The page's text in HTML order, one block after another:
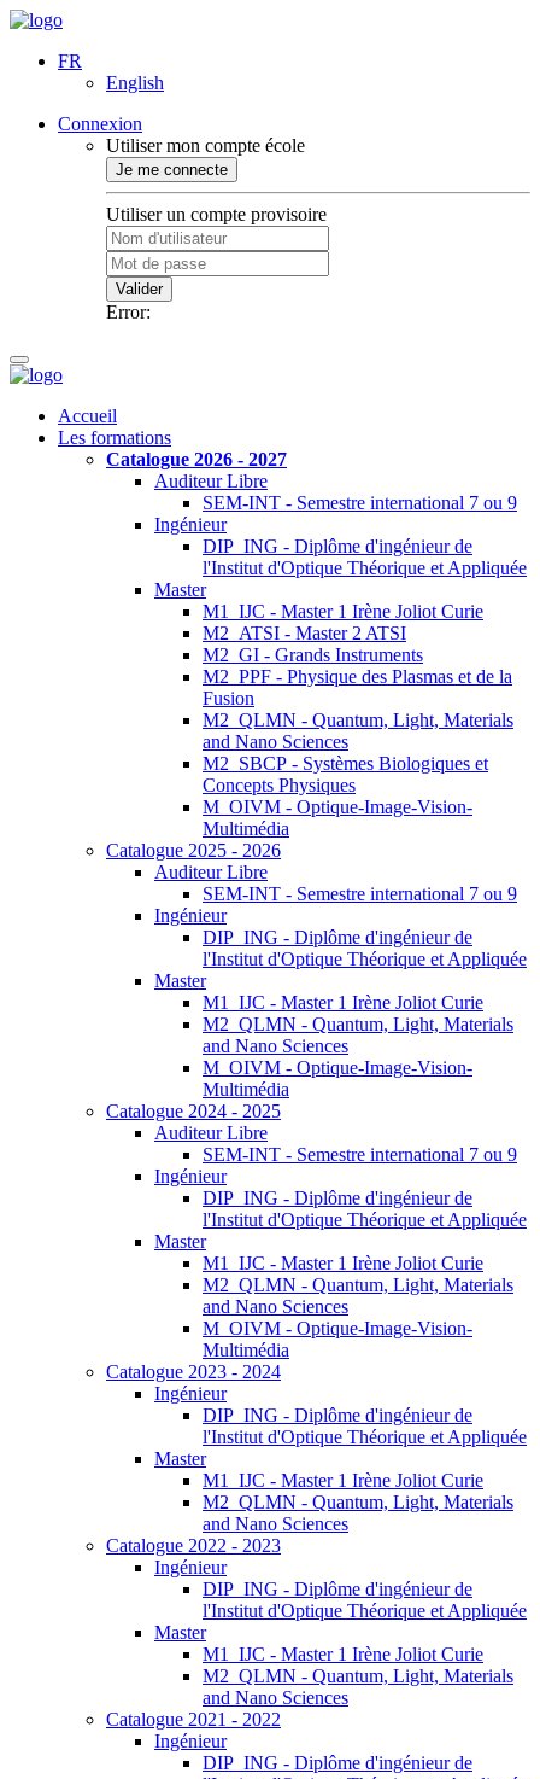
FR
English
Connexion
Utiliser mon compte école
Je me connecte
Utiliser un compte provisoire
Valider
Error:
Accueil
Les formations
Catalogue 2026 - 2027
Auditeur Libre
SEM-INT - Semestre international 7 ou 9
Ingénieur
DIP_ING - Diplôme d'ingénieur de
l'Institut d'Optique Théorique et Appliquée
Master
M1_IJC - Master 1 Irène Joliot Curie
M2_ATSI - Master 2 ATSI
M2_GI - Grands Instruments
M2_PPF - Physique des Plasmas et de la
Fusion
M2_QLMN - Quantum, Light, Materials
and Nano Sciences
M2_SBCP - Systèmes Biologiques et
Concepts Physiques
M_OIVM - Optique-Image-Vision-
Multimédia
Catalogue 2025 - 2026
Auditeur Libre
SEM-INT - Semestre international 7 ou 9
Ingénieur
DIP_ING - Diplôme d'ingénieur de
l'Institut d'Optique Théorique et Appliquée
Master
M1_IJC - Master 1 Irène Joliot Curie
M2_QLMN - Quantum, Light, Materials
and Nano Sciences
M_OIVM - Optique-Image-Vision-
Multimédia
Catalogue 2024 - 2025
Auditeur Libre
SEM-INT - Semestre international 7 ou 9
Ingénieur
DIP_ING - Diplôme d'ingénieur de
l'Institut d'Optique Théorique et Appliquée
Master
M1_IJC - Master 1 Irène Joliot Curie
M2_QLMN - Quantum, Light, Materials
and Nano Sciences
M_OIVM - Optique-Image-Vision-
Multimédia
Catalogue 2023 - 2024
Ingénieur
DIP_ING - Diplôme d'ingénieur de
l'Institut d'Optique Théorique et Appliquée
Master
M1_IJC - Master 1 Irène Joliot Curie
M2_QLMN - Quantum, Light, Materials
and Nano Sciences
Catalogue 2022 - 2023
Ingénieur
DIP_ING - Diplôme d'ingénieur de
l'Institut d'Optique Théorique et Appliquée
Master
M1_IJC - Master 1 Irène Joliot Curie
M2_QLMN - Quantum, Light, Materials
and Nano Sciences
Catalogue 2021 - 2022
Ingénieur
DIP_ING - Diplôme d'ingénieur de